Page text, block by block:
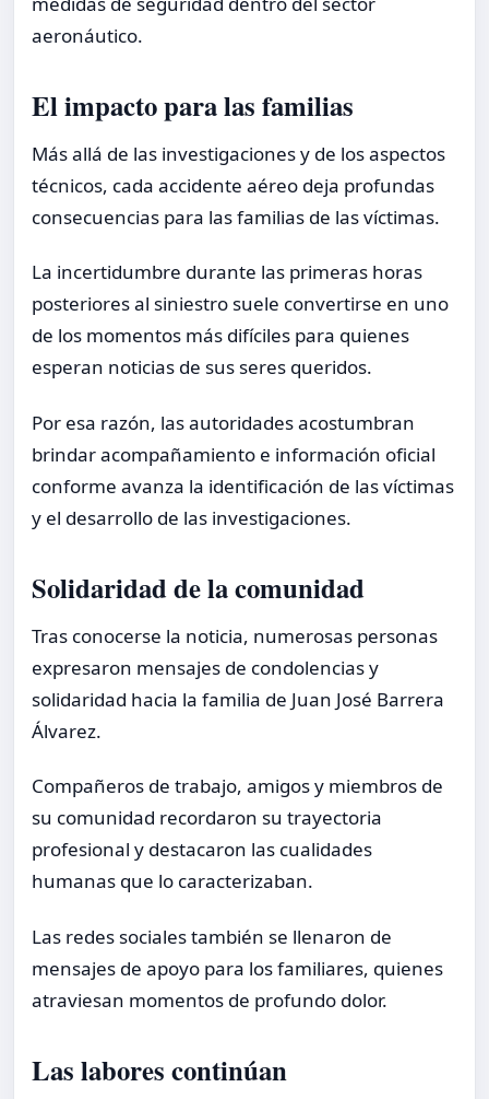
aeronáutico.
El impacto para las familias
Más allá de las investigaciones y de los aspectos
técnicos, cada accidente aéreo deja profundas
consecuencias para las familias de las víctimas.
La incertidumbre durante las primeras horas
posteriores al siniestro suele convertirse en uno
de los momentos más difíciles para quienes
esperan noticias de sus seres queridos.
Por esa razón, las autoridades acostumbran
brindar acompañamiento e información oficial
conforme avanza la identificación de las víctimas
y el desarrollo de las investigaciones.
Solidaridad de la comunidad
Tras conocerse la noticia, numerosas personas
expresaron mensajes de condolencias y
solidaridad hacia la familia de Juan José Barrera
Álvarez.
Compañeros de trabajo, amigos y miembros de
su comunidad recordaron su trayectoria
profesional y destacaron las cualidades
humanas que lo caracterizaban.
Las redes sociales también se llenaron de
mensajes de apoyo para los familiares, quienes
atraviesan momentos de profundo dolor.
Las labores continúan